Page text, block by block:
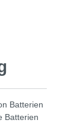
Batterien
Batterien